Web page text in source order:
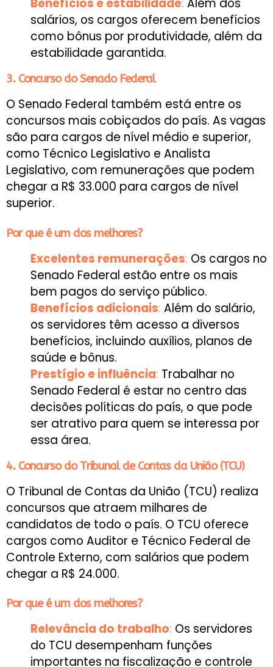
Benefícios e estabilidade: Além dos
salários, os cargos oferecem benefícios
como bônus por produtividade, além da
estabilidade garantida.
3. Concurso do Senado Federal
O Senado Federal também está entre os
concursos mais cobiçados do país. As vagas
são para cargos de nível médio e superior,
como Técnico Legislativo e Analista
Legislativo, com remunerações que podem
chegar a R$ 33.000 para cargos de nível
superior.
Por que é um dos melhores?
Excelentes remunerações: Os cargos no
Senado Federal estão entre os mais
bem pagos do serviço público.
Benefícios adicionais: Além do salário,
os servidores têm acesso a diversos
benefícios, incluindo auxílios, planos de
saúde e bônus.
Prestígio e influência: Trabalhar no
Senado Federal é estar no centro das
decisões políticas do país, o que pode
ser atrativo para quem se interessa por
essa área.
4. Concurso do Tribunal de Contas da União (TCU)
O Tribunal de Contas da União (TCU) realiza
concursos que atraem milhares de
candidatos de todo o país. O TCU oferece
cargos como Auditor e Técnico Federal de
Controle Externo, com salários que podem
chegar a R$ 24.000.
Por que é um dos melhores?
Relevância do trabalho: Os servidores
do TCU desempenham funções
importantes na fiscalização e controle